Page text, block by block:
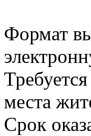
Формат
места
Срок